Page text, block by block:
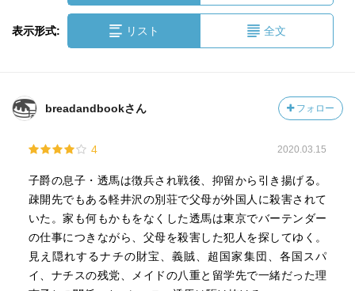
表示形式: リスト 全文
breadandbookさん フォロー
4 2020.03.15
子爵の息子・透馬は徴兵され戦後、抑留から引き揚げる。
疎開先でもある軽井沢の別荘で父母が外国人に殺害されて
いた。家も何もかもをなくした透馬は東京でバーテンダー
の仕事につきながら、父母を殺害した犯人を探してゆく。
見え隠れするナチの財宝、義賊、超国家集団、各国スパ
イ、ナチスの残党、メイドの八重と留学先で一緒だった理